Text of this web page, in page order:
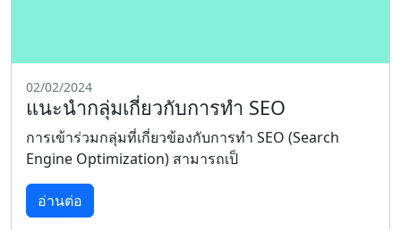
02/02/2024
แนะนำกลุ่มเกี่ยวกับการทำ SEO
การเข้าร่วมกลุ่มที่เกี่ยวข้องกับการทำ SEO (Search
Engine Optimization) สามารถเป็
อ่านต่อ